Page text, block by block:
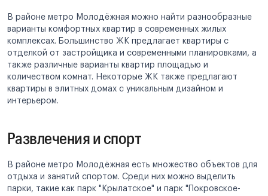
В районе метро Молодёжная можно найти разнообразные
варианты комфортных квартир в современных жилых
комплексах. Большинство ЖК предлагает квартиры с
отделкой от застройщика и современными планировками, а
также различные варианты квартир площадью и
количеством комнат. Некоторые ЖК также предлагают
квартиры в элитных домах с уникальным дизайном и
интерьером.
Развлечения и спорт
В районе метро Молодёжная есть множество объектов для
отдыха и занятий спортом. Среди них можно выделить
парки, такие как парк "Крылатское" и парк "Покровское-